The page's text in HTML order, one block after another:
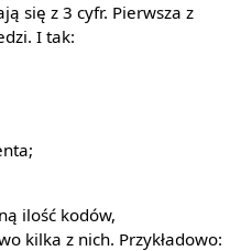
się z 3 cyfr. Pierwsza z
I tak:
ilość kodów,
kilka z nich. Przykładowo: